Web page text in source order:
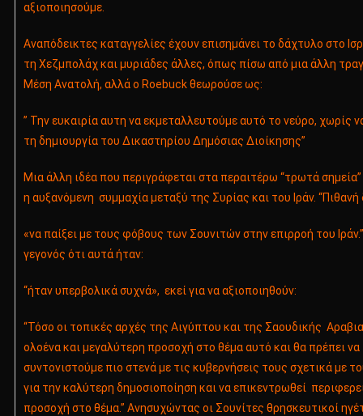
αξιοποιησούμε.
Αναπόδεικτες καταγγελίες έχουν επισημάνει το δάχτυλο στο
τη Χεζμπολάχ και μυριάδες άλλες, όπως πίσω από μια άλλη
Μέση Ανατολή, αλλά ο Roebuck θεωρούσε ως:
” Την ευκαιρία αυτη να εκμεταλλευτούμε αυτό το νεύρο, χωρίς
τη δημιουργία του Δικαστηρίου Δημόσιας Διοίκησης”
Μια άλλη ιδέα που περιγράφεται στα περαιτέρω “τρωτά
η αυξανόμενη συμμαχία μεταξύ της Συρίας και του Ιράν. “Πιθανή
«να παίξει με τους φόβους των Σουνιτών στην επιρροή του
γεγονός ότι αυτά ήταν:
“ήταν υπερβολικά συχνά», εκεί για να αξιοποιηθούν:
“Τόσο οι τοπικές αρχές της Αιγύπτου και της Σαουδικής
ολοένα και μεγαλύτερη προσοχή στο θέμα αυτό και θα πρέπει να
συντονιστούμε πιο στενά με τις κυβερνήσεις τους σχετικά με
για την καλύτερη δημοσιοποίηση και να επικεντρωθεί
προσοχή στο θέμα.” Ανησυχώντας οι Σουνίτες θρησκευτικοί